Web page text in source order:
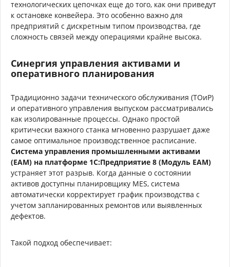
технологических цепочках еще до того, как они приведут
к остановке конвейера. Это особенно важно для
предприятий с дискретным типом производства, где
сложность связей между операциями крайне высока.
Синергия управления активами и
оперативного планирования
Традиционно задачи технического обслуживания (ТОиР)
и оперативного управления выпуском рассматривались
как изолированные процессы. Однако простой
критически важного станка мгновенно разрушает даже
самое оптимальное производственное расписание.
Система управления промышленными активами
(EAM) на платформе 1С:Предприятие 8 (Модуль EAM)
устраняет этот разрыв. Когда данные о состоянии
активов доступны планировщику MES, система
автоматически корректирует график производства с
учетом запланированных ремонтов или выявленных
дефектов.
Такой подход обеспечивает: